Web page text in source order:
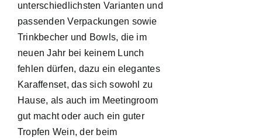
unterschiedlichsten Varianten und
passenden Verpackungen sowie
Trinkbecher und Bowls, die im
neuen Jahr bei keinem Lunch
fehlen dürfen, dazu ein elegantes
Karaffenset, das sich sowohl zu
Hause, als auch im Meetingroom
gut macht oder auch ein guter
Tropfen Wein, der beim